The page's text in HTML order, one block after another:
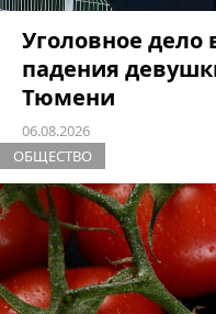
Уголовное дело
падения
Тюмени
06.08.2026
ОБЩЕСТВО